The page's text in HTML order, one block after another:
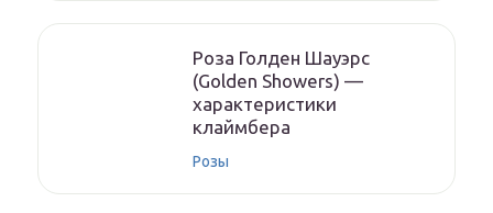
Роза Голден Шауэрс
(Golden Showers) —
характеристики
клаймбера
Розы